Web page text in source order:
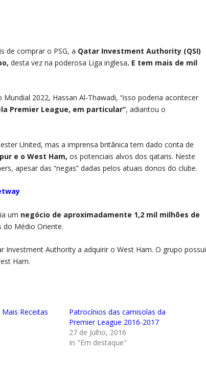
de comprar o PSG, a Qatar Investment Authority (QSI)
desta vez na poderosa Liga inglesa. E tem mais de mil
2022, Hassan Al-Thawadi, “isso poderia acontecer
Premier League, em particular”, adiantou o
United, mas a imprensa britânica tem dado conta de
e o West Ham,os potenciais alvos dos qataris. Neste
apesar das “negas” dadas pelos atuais donos do clube.
um negócio de aproximadamente 1,2 mil milhões de
do Médio Oriente.
Investment Authority a adquirir o West Ham. O grupo possui
Ham.
Receitas
Patrocínios das camisolas da
Premier League 2016-2017
27 de Julho, 2016
In "Em destaque"